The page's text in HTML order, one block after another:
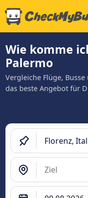
Wie komme
Palermo
Vergleiche Flüge,
das beste Angebot für